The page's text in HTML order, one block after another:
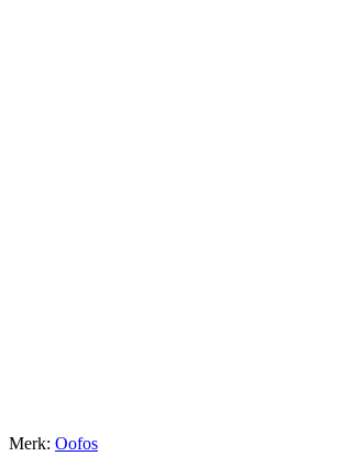
Merk: Oofos